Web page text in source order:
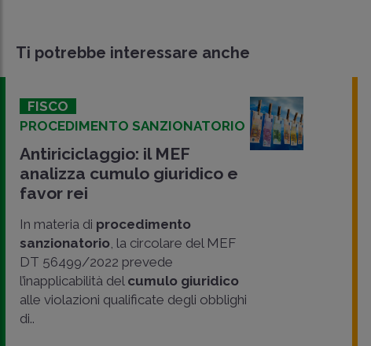
Ti potrebbe interessare anche
FISCO
PROCEDIMENTO SANZIONATORIO
Antiriciclaggio: il MEF
analizza cumulo giuridico e
favor rei
In materia di procedimento
sanzionatorio, la circolare del MEF
DT 56499/2022 prevede
l’inapplicabilità del cumulo giuridico
alle violazioni qualificate degli obblighi
di..